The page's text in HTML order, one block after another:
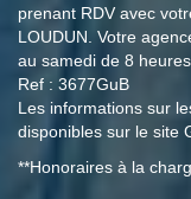
prenant RDV avec
LOUDUN. Votre
au samedi de 8
Ref : 3677GuB
Les informations sur
disponibles sur le site
**Honoraires à la